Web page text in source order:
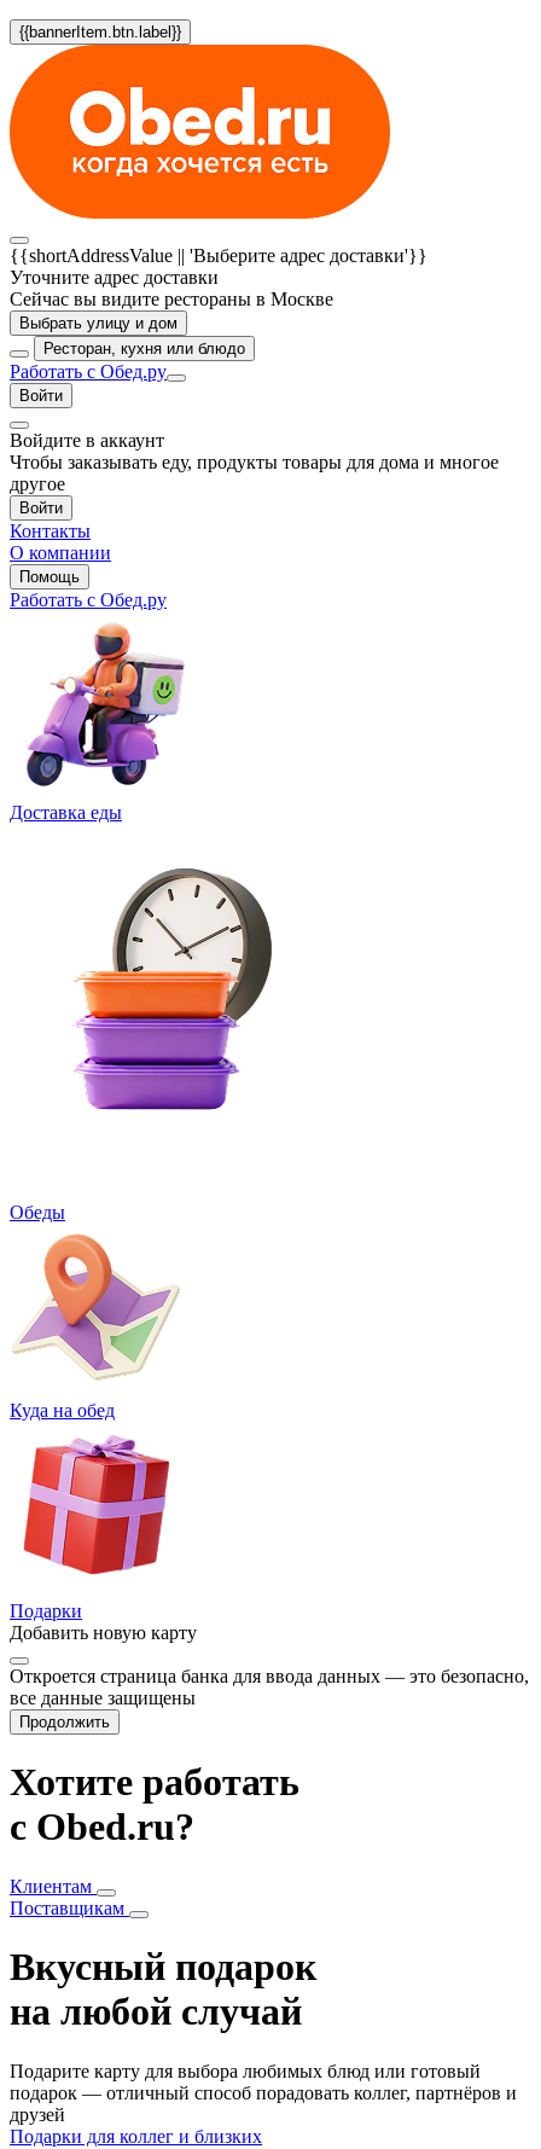
{{bannerItem.btn.label}}
{{shortAddressValue || 'Выберите адрес доставки'}}
Уточните адрес доставки
Сейчас вы видите рестораны в Москве
Выбрать улицу и дом
Ресторан, кухня или блюдо
Работать с Обед.ру
Войти
Войдите в аккаунт
Чтобы заказывать еду, продукты товары для дома и многое
другое
Войти
Контакты
О компании
Помощь
Работать с Обед.ру
Доставка еды
Обеды
Куда на обед
Подарки
Добавить новую карту
Откроется страница банка для ввода данных — это безопасно,
все данные защищены
Продолжить
Хотите работать
с Obed.ru?
Клиентам
Поставщикам
Вкусный подарок
на любой случай
Подарите карту для выбора любимых блюд или готовый
подарок — отличный способ порадовать коллег, партнёров и
друзей
Подарки для коллег и близких